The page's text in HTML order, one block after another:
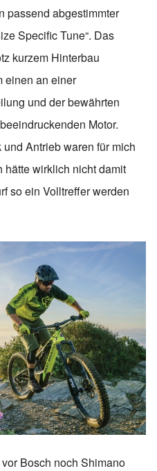
passend abgestimmter
Specific Tune“. Das
kurzem Hinterbau
einen an einer
und der bewährten
Motor.
Antrieb waren für mich
hätte wirklich nicht damit
so ein Volltreffer werden
Bosch noch Shimano